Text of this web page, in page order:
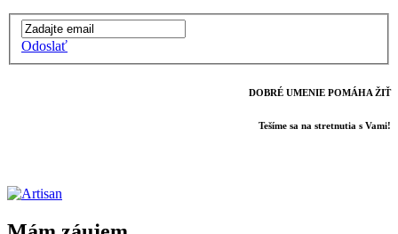
Odoslať
DOBRÉ UMENIE POMÁHA ŽIŤ
Tešíme sa na stretnutia s Vami!